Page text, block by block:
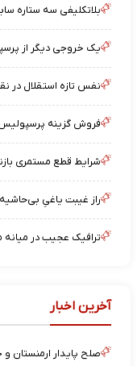
بلاتکلیفی سه ستاره
یک خروجی دیگر از
نفس تازه استقلال در نقل‌وانتقالات؛ ۳ پنجره
فروش گزینه پرسپولیس با ۷۰ میلیارد
شرایط قطع مستمری
راز غیبت یاغیِ
ترافیک عجیب در میانه
آخرین اخبار
صلح پایدار ارمنستان و